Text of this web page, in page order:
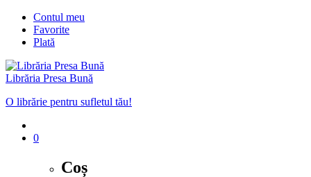
Contul meu
Favorite
Plată
Librăria Presa Bună
O librărie pentru sufletul tău!
0
Coș